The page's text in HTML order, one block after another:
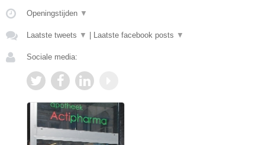
Openingstijden ▼
Laatste tweets ▼ Laatste facebook posts ▼
Sociale media: